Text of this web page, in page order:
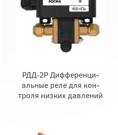
РДД-2Р Дифферен­ци­
аль­ные ре­ле для кон­
тро­ля низ­ких дав­ле­ний